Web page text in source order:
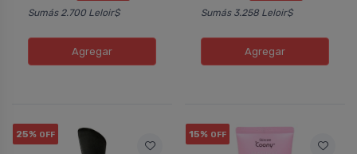
Sumás 2.700 Leloir$
Agregar
Sumás 3.258 Leloir$
Agregar
25% OFF 15% OFF